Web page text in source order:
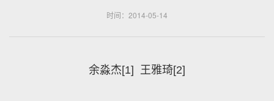
时间：2014-05-14
余淼杰[1] 王雅琦[2]